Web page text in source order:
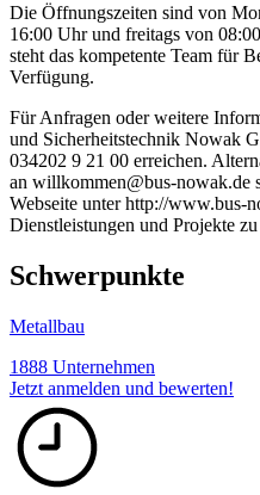
Die Öffnungszeiten sind von
16:00 Uhr und freitags von
steht das kompetente Team für
Verfügung.
Für Anfragen oder weitere
und Sicherheitstechnik Nowak
034202 9 21 00 erreichen.
an willkommen@bus-nowak.de
Webseite unter http://www.bus-
Dienstleistungen und Projekte
Schwerpunkte
Metallbau
1888 Unternehmen
Jetzt anmelden und bewerten!